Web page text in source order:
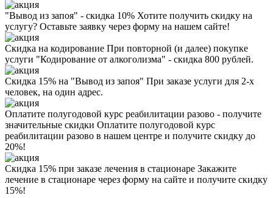
"Вывод из запоя" - скидка 10% Хотите получить скидку на
услугу? Оставьте заявку через форму на нашем сайте!
Скидка на кодирование При повторной (и далее) покупке
услуги "Кодирование от алкоголизма" - скидка 800 рублей.
Скидка 15% на "Вывод из запоя" При заказе услуги для 2-х
человек, на один адрес.
Оплатите полугодовой курс реабилитации разово - получите
значительные скидки Оплатите полугодовой курс
реабилитации разово в нашем центре и получите скидку до
20%!
Скидка 15% при заказе лечения в стационаре Закажите
лечение в стационаре через форму на сайте и получите скидку
15%!